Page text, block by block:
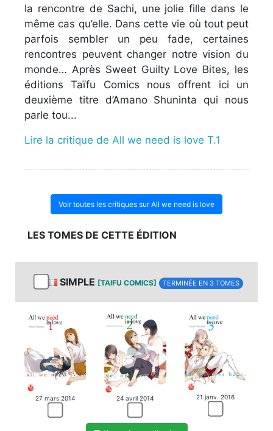
la rencontre de Sachi, une jolie fille dans le
même cas qu’elle. Dans cette vie où tout peut
parfois sembler un peu fade, certaines
rencontres peuvent changer notre vision du
monde… Après Sweet Guilty Love Bites, les
éditions Taïfu Comics nous offrent ici un
deuxième titre d’Amano Shuninta qui nous
parle tou...
Lire la critique de All we need is love T.1
Voir toutes les critiques sur All we need is love
LES TOMES DE CETTE ÉDITION
SIMPLE [TAIFU COMICS] TERMINÉE EN 3 TOMES
27 mars 2014 24 avril 2014 21 janv. 2016